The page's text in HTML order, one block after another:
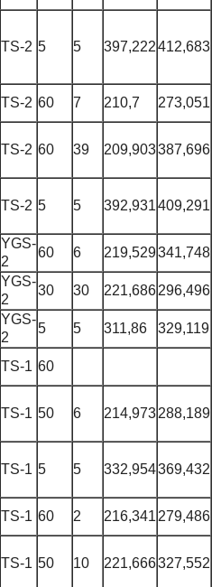
TS-2 5 5 397,222412,683
TS-2 60 7 210,7 273,051
TS-2 60 39 209,903387,696
TS-2 5 5 392,931409,291
YGS-
2
60 6 219,529341,748
YGS-
2
30 30 221,686296,496
YGS-
2
5 5 311,86
329,119
TS-1 60
TS-1 50 6 214,973288,189
TS-1 5 5 332,954369,432
TS-1 60 2 216,341279,486
TS-1 50 10 221,666327,552